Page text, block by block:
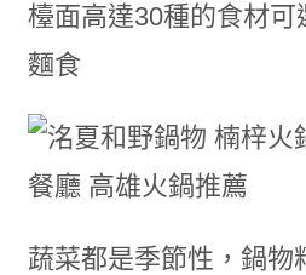
檯面高達30種的食材可
麵食
蔬菜都是季節性，鍋物